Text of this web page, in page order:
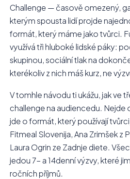
Challenge — časově omezený,
kterým spousta lidí projde
formát, který máme jako tvůrci.
využívá tři hluboké lidské páky:
skupinou, sociální tlak na
kterékoliv z nich máš kurz, ne
V tomhle návodu ti ukážu, jak ve
challenge na audiencedu.
jde o formát, který používají
Fitmeal Slovenija, Ana Zrimšek z
Laura Ogrin ze Zadnje diete.
jedou 7- a 14denní výzvy, které
ročních příjmů.